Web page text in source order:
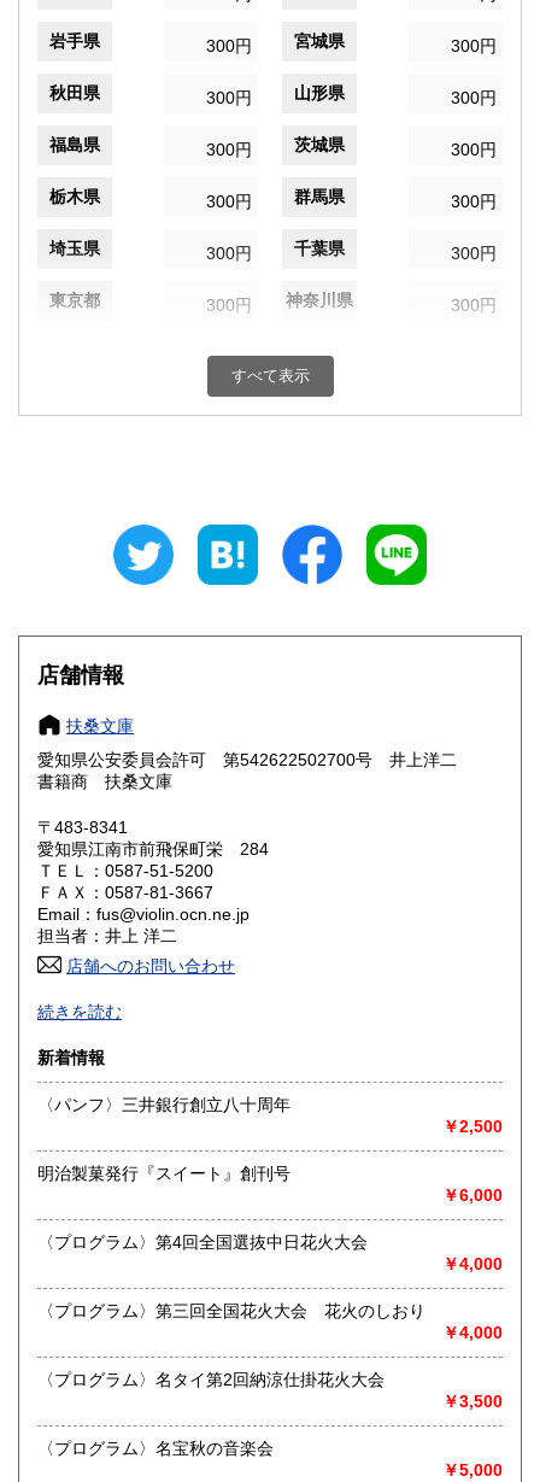
岩手県 300円 宮城県 300円
秋田県 300円 山形県 300円
福島県 300円 茨城県 300円
栃木県 300円 群馬県 300円
埼玉県 300円 千葉県 300円
東京都 300円 神奈川県 300円
300円 富山県
300円 三重県
大阪府
奈良県
鳥取県 300円 島根県 300円
岡山県
山口県 300円
香川県 300円
高知県 300円
佐賀県
熊本県 300円 大分県 300円
300円
沖縄県 300円
すべて表示
店舗情報
扶桑文庫
愛知県公安委員会許可 第542622502700号 井上洋二
書籍商 扶桑文庫
〒483-8341
愛知県江南市前飛保町栄 284
ＴＥＬ：0587-51-5200
ＦＡＸ：0587-81-3667
Email：fus@violin.ocn.ne.jp
担当者：井上 洋二
店舗へのお問い合わせ
古文書、古地図、刷り物、一枚もの、絵葉書、鳥瞰図、近代
文献資料等を主体に扱っております。
沿線名：名鉄犬山線
最寄駅：江南駅下車
営業時間：10:00〜17:00
書籍の買取について
買取 買取専用フリーダイヤル 0120-006-229 (担当・
井上)
す。
御整理・御売却はお気軽に当店にご相談ください。
お電話、メール等でご連絡次第、即日に参上いたします。古
書買い取り、古本買い取り、大量大歓迎です。
特に古いもの全般(和本、古文書、紙物チラシ、郷土資料、地
図、宗教、芸能、美術、文学、雑誌等)に力を入れておりま
す。
又書画骨董品も別部門で取り扱いしておりますので引越し増
続きを読む
新着情報
〈パンフ〉三井銀行創立八十周年
￥2,500
明治製菓発行『スイート』創刊号
￥6,000
〈プログラム〉第4回全国選抜中日花火大会
￥4,000
〈プログラム〉第三回全国花火大会 花火のしおり
￥4,000
〈プログラム〉名タイ第2回納涼仕掛花火大会
￥3,500
〈プログラム〉名宝秋の音楽会
￥5,000